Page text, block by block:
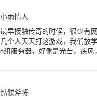
小雨情人
最早接触传奇的时候，很少有
几个人天天打这游戏，我们放
8组服务器，好像是光芒，疾
骷髅斧将